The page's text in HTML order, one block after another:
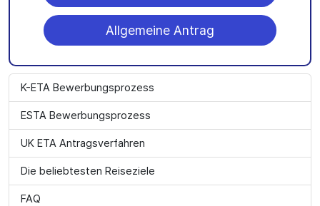
Allgemeine Antrag
K-ETA Bewerbungsprozess
ESTA Bewerbungsprozess
UK ETA Antragsverfahren
Die beliebtesten Reiseziele
FAQ